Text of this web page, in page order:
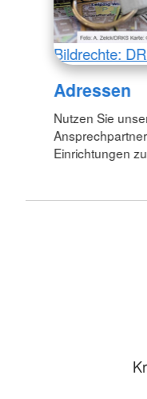
Bildrechte:
Adressen
Nutzen Sie
Einrichtungen